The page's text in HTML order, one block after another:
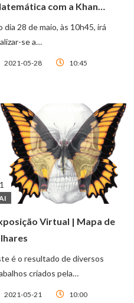
com a Khan
dia 28 de maio, às 10h45, irá
se a…
2021-05-28 10:45
Virtual | Mapa de
é o resultado de diversos
criados pela…
2021-05-21 10:00